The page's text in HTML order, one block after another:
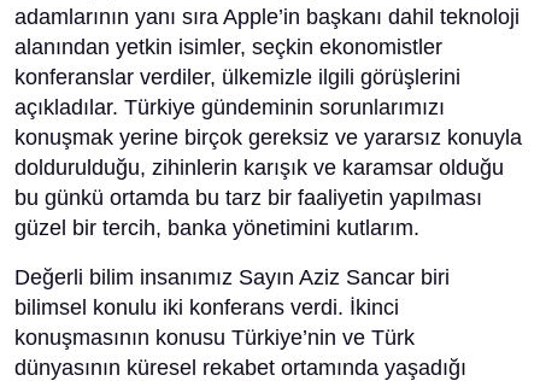
adamlarının yanı sıra Apple’in başkanı dahil teknoloji
alanından yetkin isimler, seçkin ekonomistler
konferanslar verdiler, ülkemizle ilgili görüşlerini
açıkladılar. Türkiye gündeminin sorunlarımızı
konuşmak yerine birçok gereksiz ve yararsız konuyla
doldurulduğu, zihinlerin karışık ve karamsar olduğu
bu günkü ortamda bu tarz bir faaliyetin yapılması
güzel bir tercih, banka yönetimini kutlarım.
Değerli bilim insanımız Sayın Aziz Sancar biri
bilimsel konulu iki konferans verdi. İkinci
konuşmasının konusu Türkiye’nin ve Türk
dünyasının küresel rekabet ortamında yaşadığı